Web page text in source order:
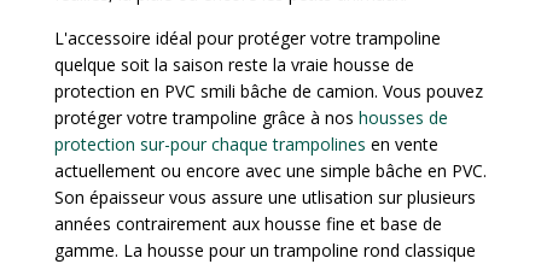
L'accessoire idéal pour protéger votre trampoline
quelque soit la saison reste la vraie housse de
protection en PVC smili bâche de camion. Vous pouvez
protéger votre trampoline grâce à nos housses de
protection sur-pour chaque trampolines en vente
actuellement ou encore avec une simple bâche en PVC.
Son épaisseur vous assure une utlisation sur plusieurs
années contrairement aux housse fine et base de
gamme. La housse pour un trampoline rond classique